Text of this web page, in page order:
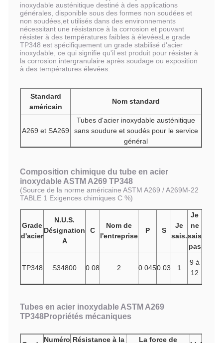
inoxydable austénitique destiné à des applications
générales, disponible sous des formes non soudées et
non soudées,et utilisés dans des environnements
nécessitant une résistance à la corrosion et pouvant
résister à des températures faibles à élevéesLe grade
TP348 est spécifiquement un grade stabilisé d'acier
inoxydable, ce qui signifie qu'il est produit pour résister à
la corrosion intergranulaire après soudage ou exposition
à des températures élevées.
Standard
américain
Nom standard
A269 et SA269
Tubes d'acier inoxydable austénitique
sans soudure et soudés pour le service
général
Composition chimique du tube en acier
inoxydable ASTM A269 TP348
(Source de la norme américaine ASTM A269 / A269M-22
TABLE 1 Exigences chimiques C %)
Grade
d'acier
N.U.S.
Désignation
A
C
Nom de
l'entreprise
P S
Je
sais.
Je
ne
sais
pas
TP348 S34800 0.08 2 0.0450.03 1
9 à
12
Tubes en acier inoxydable ASTM A269
TP348Propriétés mécaniques
Numéro Résistance à la La force de